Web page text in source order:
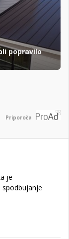
popravilo
Priporoča
je
spodbujanje